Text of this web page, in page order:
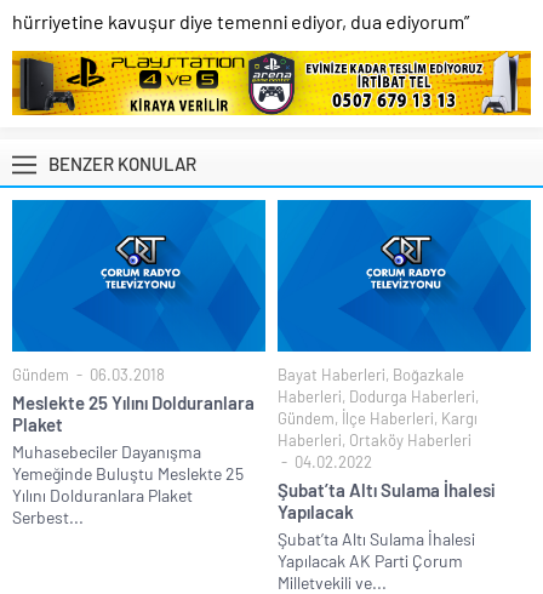
hürriyetine kavuşur diye temenni ediyor, dua ediyorum”
BENZER KONULAR
Gündem 06.03.2018
Meslekte 25 Yılını Dolduranlara
Plaket
Muhasebeciler Dayanışma
Yemeğinde Buluştu Meslekte 25
Yılını Dolduranlara Plaket
Serbest...
Bayat Haberleri, Boğazkale
Haberleri, Dodurga Haberleri,
Gündem, İlçe Haberleri, Kargı
Haberleri, Ortaköy Haberleri
04.02.2022
Şubat’ta Altı Sulama İhalesi
Yapılacak
Şubat’ta Altı Sulama İhalesi
Yapılacak AK Parti Çorum
Milletvekili ve...